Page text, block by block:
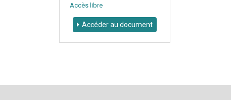
Accès libre
Accéder au document